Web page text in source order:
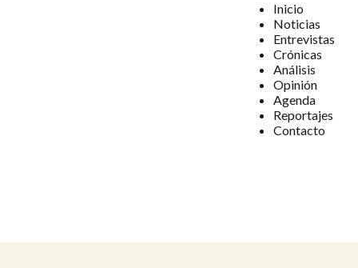
Inicio
Noticias
Entrevistas
Crónicas
Análisis
Opinión
Agenda
Reportajes
Contacto